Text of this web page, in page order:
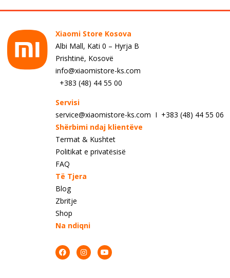
Xiaomi Store Kosova
Albi Mall, Kati 0 – Hyrja B
Prishtinë, Kosovë
info@xiaomistore-ks.com
+383 (48) 44 55 00
Servisi
service@xiaomistore-ks.com I +383 (48) 44 55 06
Shërbimi ndaj klientëve
Termat & Kushtet
Politikat e privatësisë
FAQ
Të Tjera
Blog
Zbritje
Shop
Na ndiqni